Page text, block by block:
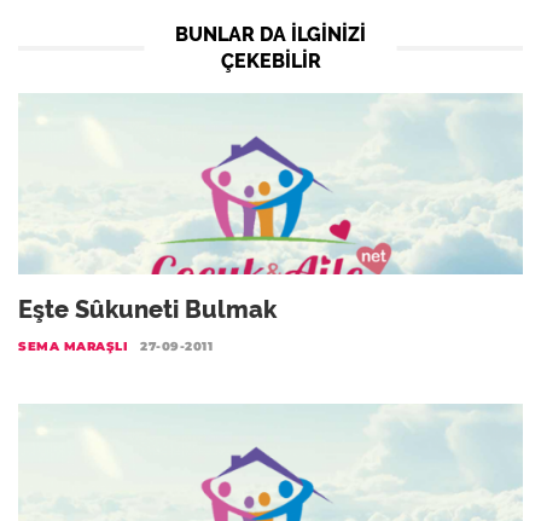
BUNLAR DA ILGINIZI
ÇEKEBILIR
Eşte Sûkuneti Bulmak
SEMA MARAŞLI 27-09-2011